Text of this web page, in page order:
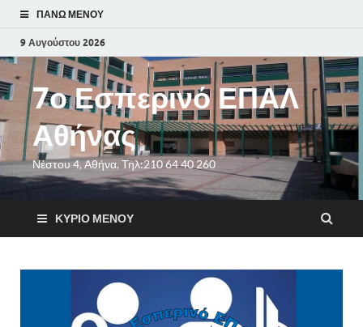
ΠΆΝΩ ΜΕΝΟΎ
9 Αυγούστου 2026
7ο Εσπερινό ΕΠΑΛ
Αθήνας
Νέστου 4, Αθήνα, Τηλ:210 64 40 260
ΚΎΡΙΟ ΜΕΝΟΎ